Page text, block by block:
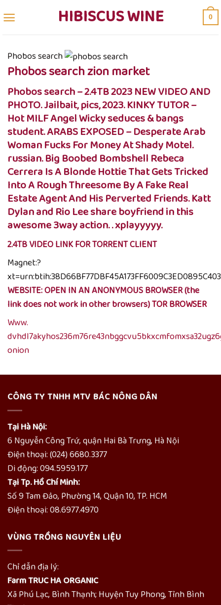
to
HIBISCUS WINE 0
Phobos search
Phobos search zion market
Phobos search – 2.4TB 2023 NEW VIDEO AND
PHOTO. Jailbait, pics, 2023. KINKY TUTOR –
Hot MILF Angel Wicky seduces & bangs
student. ARABS EXPOSED – Desperate Arab
Woman Fucks For Money At Shady Motel.
russian. Big Boobed Bombshell Rebeca
Cerrera Is A Blonde Hottie That Gets Tricked
Into A Rough Threesome By A Fake Real
Estate Agent And His Perverted Friends. Katt
Dylan and Rio Lee share boyfriend in this
awesome 3way action. . xplayyyyy.
2.4TB VIDEO LINK FOR TORRENT CLIENT
Magnet:?
WEBSITE: OPEN IN AN ANONYMOUS BROWSER (the
link does not work in other browsers)TOR BROWSER
Www.
onion
CÔNG TY TNHH MTV BÁC NÔNG DÂN
Tại Hà Nội:
6 Nguyễn Công Trứ, quận Hai Bà Trưng, Hà Nội
Điện thoại: (024) 6680.3377
Di động: 094.5959.177
Tại Tp. Hồ Chí Minh:
Số 9 Tam Đảo, Phường 14, Quận 10, TP. HCM
Điện thoại: 08.6977.4970
VÙNG TRỒNG NGUYÊN LIỆU
Chỉ dẫn địa lý:
Farm TRUC HA ORGANIC
Xã Phú Lạc, Bình Thạnh; Huyện Tuy Phong, Tỉnh Bình